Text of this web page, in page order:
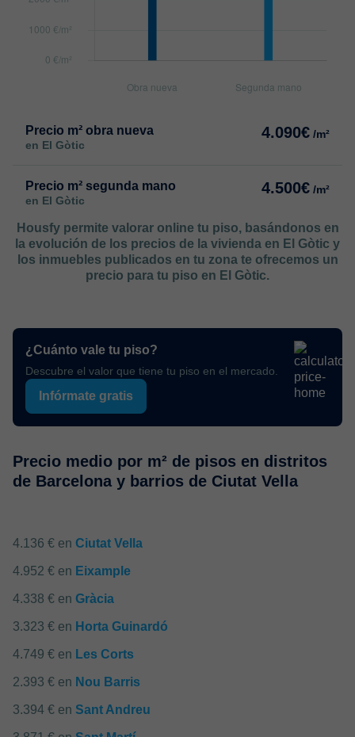
Precio m² obra nueva
en El Gòtic
4.090€ /m²
Precio m² segunda mano
en El Gòtic
4.500€ /m²
Housfy permite valorar online tu piso, basándonos en
la evolución de los precios de la vivienda en El Gòtic y
los inmuebles publicados en tu zona te ofrecemos un
precio para tu piso en El Gòtic.
¿Cuánto vale tu piso?
Descubre el valor que tiene tu piso en el mercado.
Infórmate gratis
Precio medio por m² de pisos en distritos
de Barcelona y barrios de Ciutat Vella
4.136 € en Ciutat Vella
4.952 € en Eixample
4.338 € en Gràcia
3.323 € en Horta Guinardó
4.749 € en Les Corts
2.393 € en Nou Barris
3.394 € en Sant Andreu